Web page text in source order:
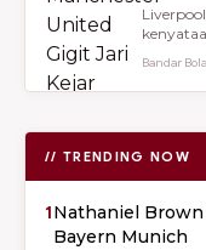
Bandar
// TRENDING NOW
1Nathaniel Brown
Bayern Munich